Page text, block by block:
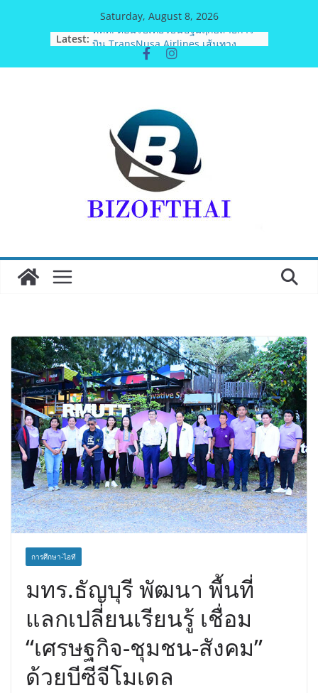
Saturday, August 8, 2026
Latest: ททท. ต้อนรับเที่ยวบินปฐมฤกษ์สายการ
บิน TransNusa Airlines เส้นทาง
จาการ์ตา-กรุงเทพฯ เสริม Air
ม.วลัยลักษณ์ จับมือ รพ.กรุงเทพสิริโรจน์
ยกระดับสารสนเทศการแพทย์-
เวชศาสตร์ป้องกัน สู่ศูนย์กลางภาคใต้
ตอนบน
รฟท. เปิดเวทีรับฟังความคิดเห็น
ประชาชน ครั้งที่ 2 โครงการรถไฟฟ้า
สายสีแดงเข้ม “วงเวียนใหญ่–มหาชัย”
เดินหน้าพัฒนาโครงการบนพื้นฐานข้อ
เส้นทางท่องเที่ยว Corporate ยกระดับ
ภาคตะวันออกสู่จุดหมายปลายทาง
คุณภาพ
การศึกษา-ไอที
มทร.ธัญบุรี พัฒนา พื้นที่
แลกเปลี่ยนเรียนรู้ เชื่อม
“เศรษฐกิจ-ชุมชน-สังคม”
ด้วยบีซีจีโมเดล